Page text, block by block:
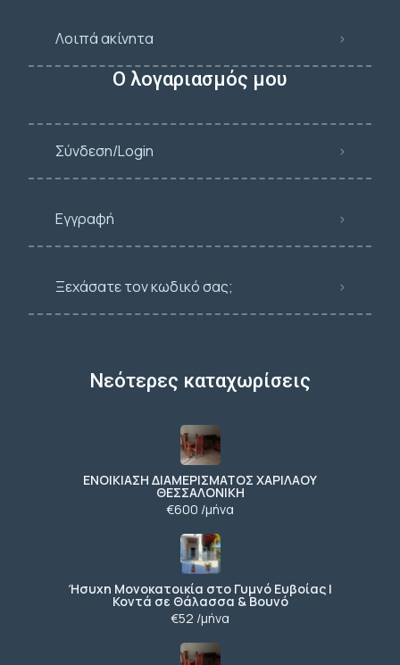
Λοιπά ακίνητα
Ο λογαριασμός μου
Σύνδεση/Login
Εγγραφή
Ξεχάσατε τον κωδικό σας;
Νεότερες καταχωρίσεις
ΕΝΟΙΚΙΑΣΗ ΔΙΑΜΕΡΙΣΜΑΤΟΣ ΧΑΡΙΛΑΟΥ
ΘΕΣΣΑΛΟΝΙΚΗ
€600 /μήνα
Ήσυχη Μονοκατοικία στο Γυμνό Ευβοίας |
Κοντά σε Θάλασσα & Βουνό
€52 /μήνα